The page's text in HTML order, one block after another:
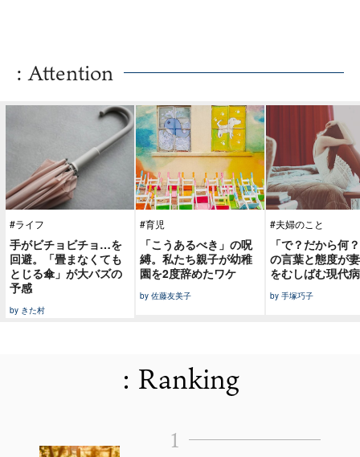
: Attention
#ライフ
手がビチョビチョ…を
回避。「畳まなくても
とじる傘」が大バズの
予感
by きた村
#育児
「こうあるべき」の呪
縛。私たち親子が幼稚
園を2度辞めたワケ
by 佐藤友美子
#夫婦のこと
「で？だから何
の言葉と態度が
をむしばむ現代病
by 手塚巧子
: Ranking
1